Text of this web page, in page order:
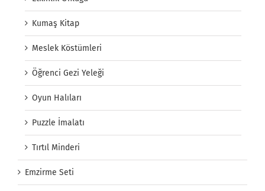
Kumaş Kitap
Meslek Köstümleri
Öğrenci Gezi Yeleği
Oyun Halıları
Puzzle İmalatı
Tırtıl Minderi
Emzirme Seti